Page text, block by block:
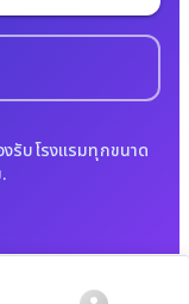
งรับโรงแรมทุกขนาด